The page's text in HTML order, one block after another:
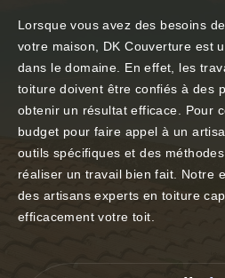
Lorsque vous avez des besoins
votre maison, DK Couverture est
dans le domaine. En effet, les
toiture doivent être confiés à des
obtenir un résultat efficace. Pour
budget pour faire appel à un
outils spécifiques et des
réaliser un travail bien fait. Notre
des artisans experts en toiture
efficacement votre toit.